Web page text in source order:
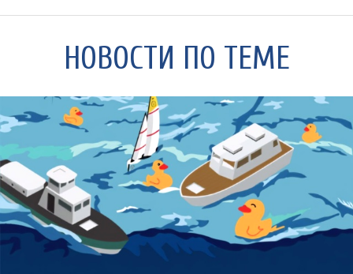
НОВОСТИ ПО ТЕМЕ